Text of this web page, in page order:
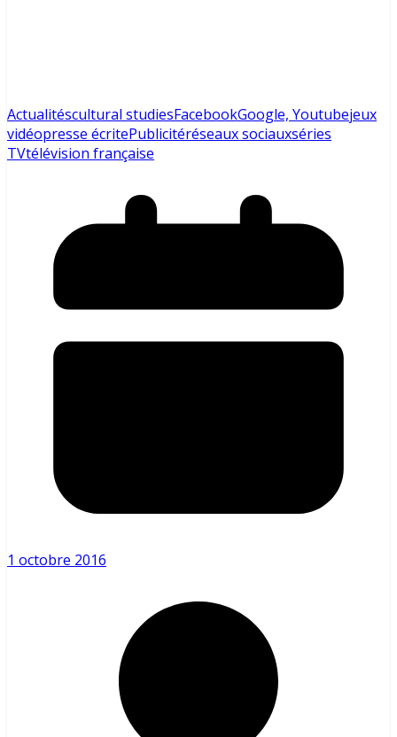
Actualitéscultural studiesFacebookGoogle, Youtubejeux
vidéopresse écritePublicitéréseaux sociauxséries
TVtélévision française
1 octobre 2016